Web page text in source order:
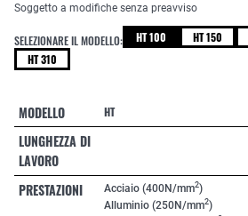
Soggetto a modifiche senza preavviso
SELEZIONARE IL MODELLO: HT 100 HT 150
HT 310
MODELLO HT
LUNGHEZZA DI
LAVORO
PRESTAZIONI Acciaio (400N/mm2)
Alluminio (250N/mm2)